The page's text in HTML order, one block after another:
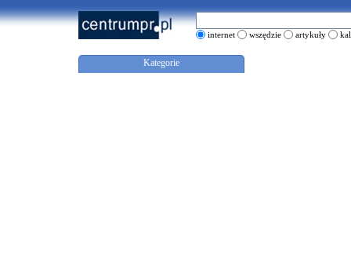
internet wszędzie artykuły
Kategorie